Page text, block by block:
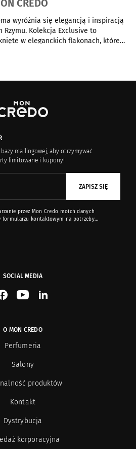
CREDO
wyróżnia się elegancją i inspiracją
Kolekcja Exclusive to
w eleganckich flakonach, które
dzięki wyjątkowym
intensywna i aromatyczna kreacja,
i zmysłowością. Perfumy M
owocowych i drzewnych
mailingowej, aby otrzymywać
limitowane i kupony!
ZAPISZ SIĘ
przez Mon Credo moich danych
formularzu kontaktowym na potrzeby
dotyczących produktów i usług
SOCIAL MEDIA
our Facebook
See our YouTube channel
See our LinkedIn
O MON CREDO
Perfumeria
Salony
Oryginalność produktów
Kontakt
Dystrybucja
Sprzedaż korporacyjna